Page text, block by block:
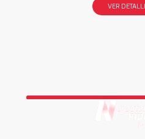
VER